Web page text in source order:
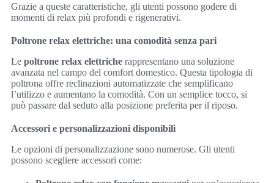
Grazie a queste caratteristiche, gli utenti possono godere di
momenti di relax più profondi e rigenerativi.
Poltrone relax elettriche: una comodità senza pari
Le poltrone relax elettriche rappresentano una soluzione
avanzata nel campo del comfort domestico. Questa tipologia di
poltrona offre reclinazioni automatizzate che semplificano
l’utilizzo e aumentano la comodità. Con un semplice tocco, si
può passare dal seduto alla posizione preferita per il riposo.
Accessori e personalizzazioni disponibili
Le opzioni di personalizzazione sono numerose. Gli utenti
possono scegliere accessori come: